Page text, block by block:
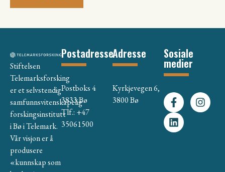
Stiftelsen
Telemarksforsking
er et selvstendig
samfunnsvitenskapelig
forskingsinstitutt
i Bø i Telemark.
Vår visjon er å
produsere
«kunnskap som
Postadresse
Postboks 4
3833 Bø
Tlf.: +47
35061500
Adresse
Kyrkjevegen 6,
3800 Bø
Sosiale
medier